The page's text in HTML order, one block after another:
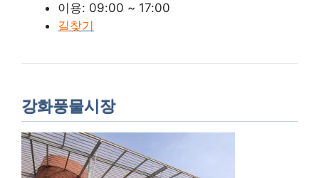
이용: 09:00 ~ 17:00
길찾기
강화풍물시장